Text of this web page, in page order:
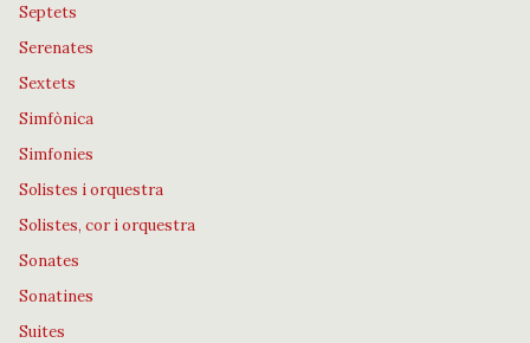
Septets
Serenates
Sextets
Simfònica
Simfonies
Solistes i orquestra
Solistes, cor i orquestra
Sonates
Sonatines
Suites